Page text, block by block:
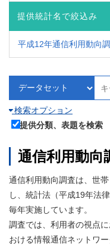
提供統計名で絞込み
平成12年通信利用動向
検索オプション
提供分類、表題を検索
通信利用動向
通信利用動向調査は、世
し、統計法（平成19年法
毎年実施しています。
調査では、利用者の視点
おける情報通信ネットワ